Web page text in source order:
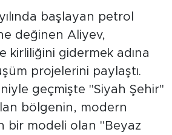
dönüşüm
başlayan petrol
değinen Aliyev,
kirliliğini gidermek adına
projelerini paylaştı.
geçmişte "Siyah Şehir"
bölgenin, modern